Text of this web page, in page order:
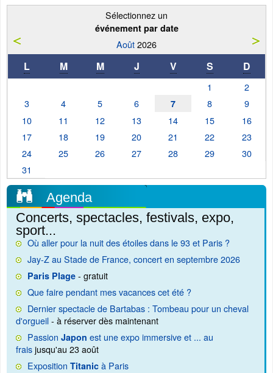
Sélectionnez un
événement par date
Août2026
L M M J V S D
1
2
3
4 5 6 7 8
9
10
11 12 13 14 15
16
17
18 19 20 21 22
23
24
25 26 27 28 29
30
31
Agenda
Concerts, spectacles, festivals, expo,
sport...
Où aller pour la nuit des étoiles dans le 93 et Paris ?
Jay-Z au Stade de France, concert en septembre 2026
Paris Plage - gratuit
Que faire pendant mes vacances cet été ?
Dernier spectacle de Bartabas : Tombeau pour un cheval
d'orgueil- à réserver dès maintenant
Passion Japon est une expo immersive et ... au
fraisjusqu'au 23 août
Exposition Titanic à Paris